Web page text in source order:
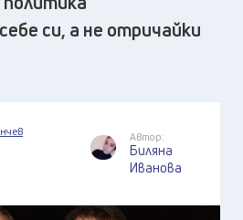
си, а не отричайки
Автор:
Биляна
Иванова